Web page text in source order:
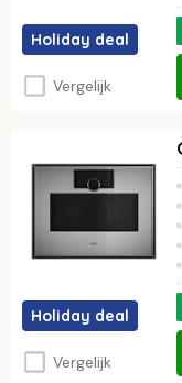
Holiday deal
Vergelijk
Holiday deal
Vergelijk